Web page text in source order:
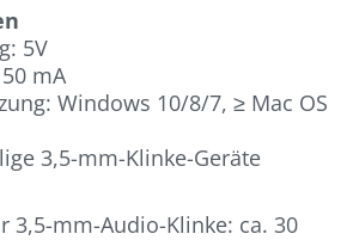
5V
mA
Windows 10/8/7, ≥ Mac OS
3,5-mm-Klinke-Geräte
3,5-mm-Audio-Klinke: ca. 30